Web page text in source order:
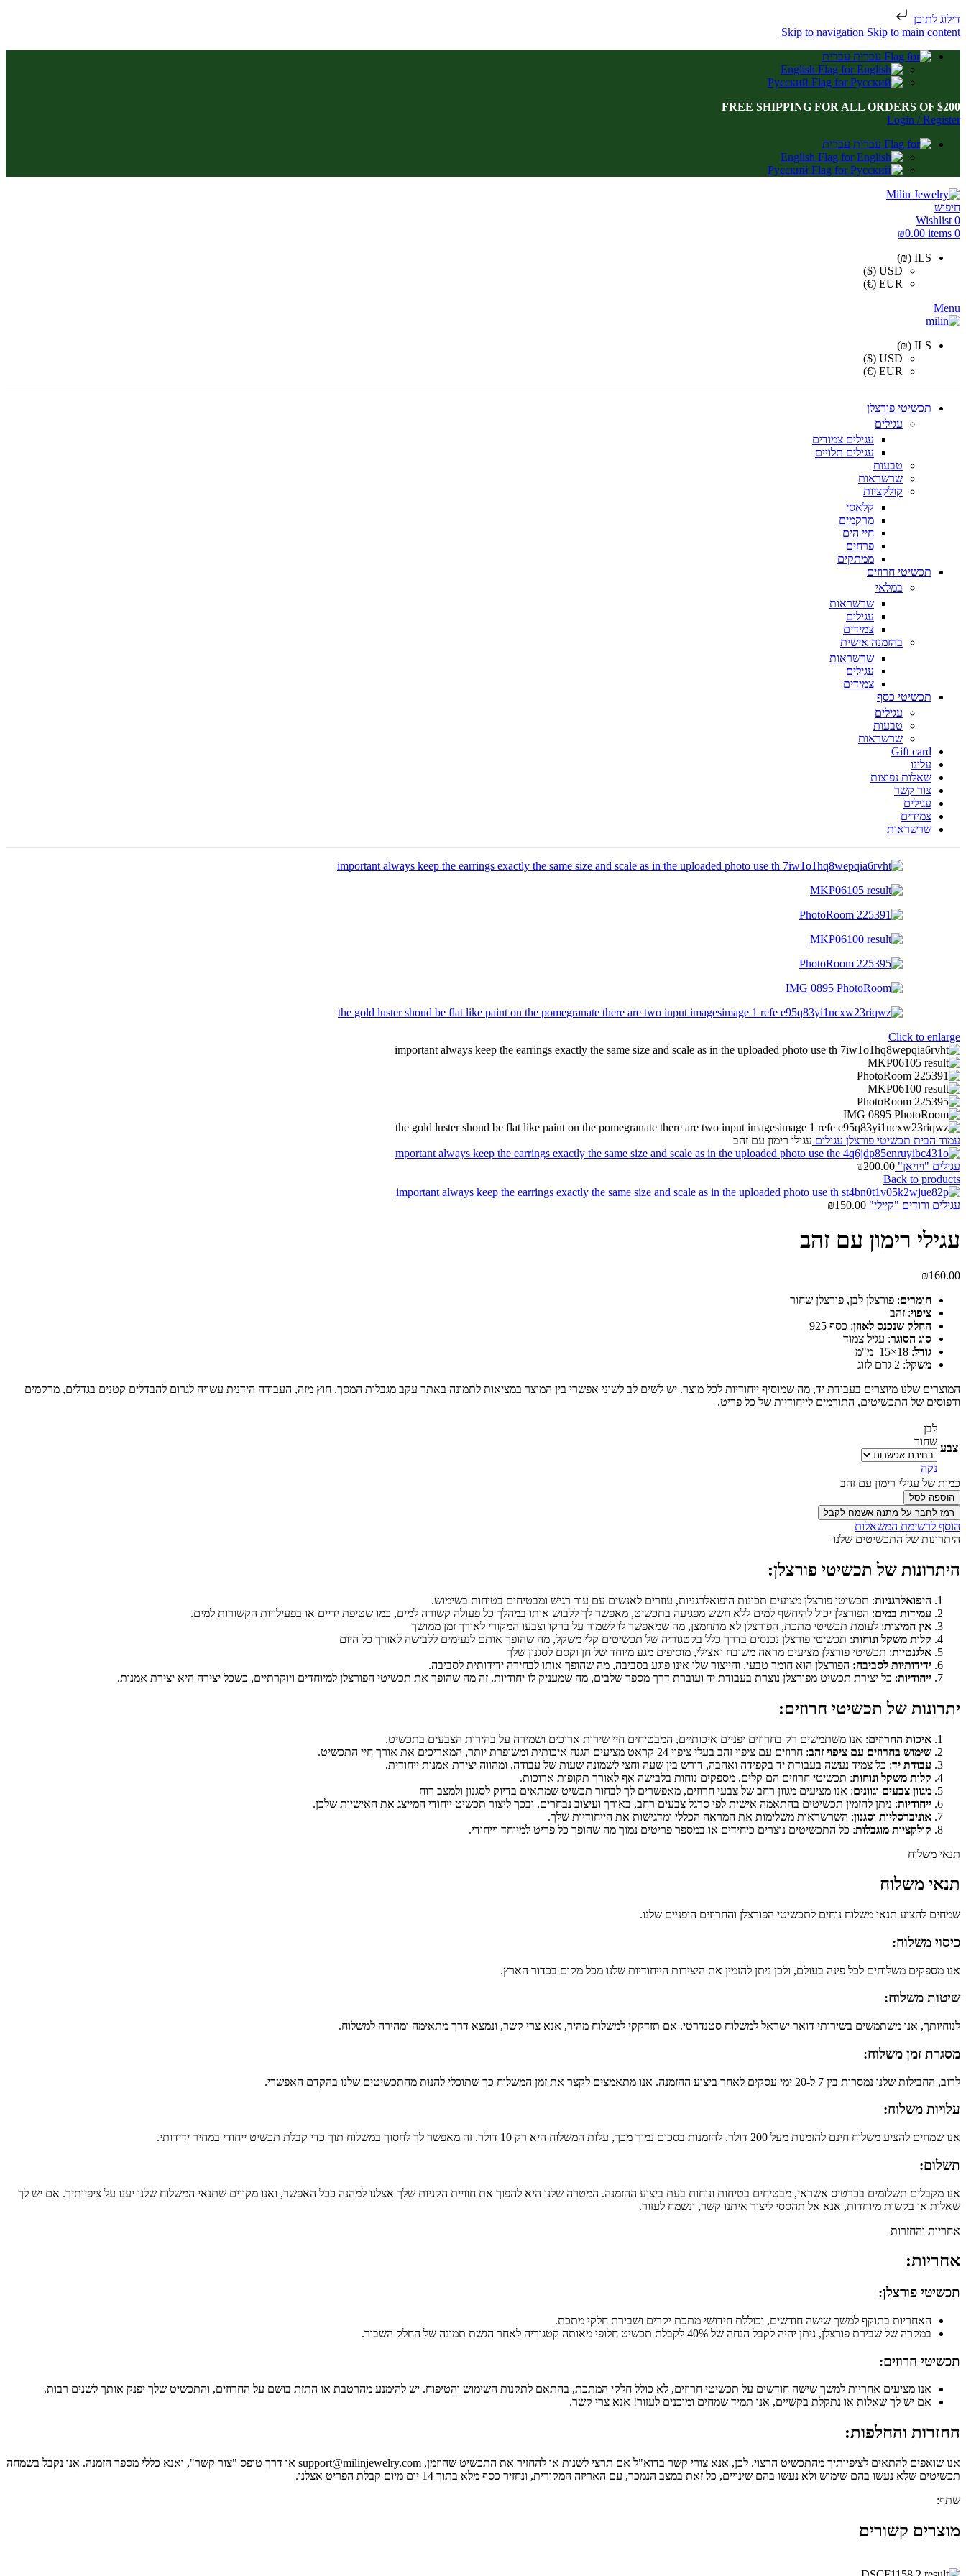
דילוג לתוכן
Skip to navigation Skip to main content
עברית
English
Русский
FREE SHIPPING FOR ALL ORDERS OF $200
Login / Register
עברית
English
Русский
חיפוש
0
Wishlist
0
items
₪0.00
ILS (₪)
USD ($)
EUR (€)
Menu
ILS (₪)
USD ($)
EUR (€)
תכשיטי פורצלן
עגילים
עגילים צמודים
עגילים תלויים
טבעות
שרשראות
קולקציות
קלאסי
מרקמים
חיי הים
פרחים
ממתקים
תכשיטי חרוזים
במלאי
שרשראות
עגילים
צמידים
בהזמנה אישית
שרשראות
עגילים
צמידים
תכשיטי כסף
עגילים
טבעות
שרשראות
Gift card
עלינו
שאלות נפוצות
צור קשר
עגילים
צמידים
שרשראות
Click to enlarge
עמוד הבית תכשיטי פורצלן עגילים עגילי רימון עם זהב
עגילים "ויויאן" ₪200.00
Back to products
עגילים ורודים "קיילי" ₪150.00
עגילי רימון עם זהב
₪160.00
חומרים: פורצלן לבן, פורצלן שחור
ציפוי: זהב
החלק שנכנס לאוזן: כסף 925
סוג הסוגר: עגיל צמוד
גודל: 18×15 מ"מ
משקל: 2 גרם לזוג
המוצרים שלנו מיוצרים בעבודת יד, מה שמוסיף ייחודיות לכל מוצר. יש לשים לב לשוני אפשרי בין המוצר במציאות לתמונה באתר עקב מגבלות המסך. חוץ מזה, העבודה הידנית עשויה לגרום להבדלים קטנים בגדלים, מרקמים
ודפוסים של התכשיטים, התורמים לייחודיות של כל פריט.
צבע
לבן
שחור
נקה
כמות של עגילי רימון עם זהב
הוספה לסל
רמז לחבר על מתנה אשמח לקבל
הוסף לרשימת המשאלות
היתרונות של התכשיטים שלנו
היתרונות של תכשיטי פורצלן:
היפואלרגניות: תכשיטי פורצלן מציעים תכונות היפואלרגניות, עוזרים לאנשים עם עור רגיש ומבטיחים בטיחות בשימוש.
עמידות במים: הפורצלן יכול להיחשף למים ללא חשש מפגיעה בתכשיט, מאפשר לך ללבוש אותו במהלך כל פעולה קשורה למים, כמו שטיפת ידיים או בפעילויות הקשורות למים.
אין חמיצות: לעומת תכשיטי מתכת, הפורצלן לא מתחמצן, מה שמאפשר לו לשמור על ברקו וצבעו המקורי לאורך זמן ממושך
קלות משקל ונוחות: תכשיטי פורצלן נכנסים בדרך כלל בקטגוריה של תכשיטים קלי משקל, מה שהופך אותם לנעימים ללבישה לאורך כל היום
אלגנטיות: תכשיטי פורצלן מציעים מראה משובח ואצילי, מוסיפים מגע מיוחד של חן וקסם לסגנון שלך
ידידותיות לסביבה: הפורצלן הוא חומר טבעי, והייצור שלו אינו פוגע בסביבה, מה שהופך אותו לבחירה ידידותית לסביבה.
ייחודיות: כל יצירת תכשיט מפורצלן נוצרת בעבודת יד ועוברת דרך מספר שלבים, מה שמעניק לו יחודיות. זה מה שהופך את תכשיטי הפורצלן למיוחדים ויוקרתיים, כשכל יצירה היא יצירת אמנות.
יתרונות של תכשיטי חרוזים:
איכות החרוזים: אנו משתמשים רק בחרוזים יפניים איכותיים, המבטיחים חיי שירות ארוכים ושמירה על בהירות הצבעים בתכשיט.
שימוש בחרוזים עם ציפוי זהב: חרוזים עם ציפוי זהב בעלי ציפוי 24 קראט מציעים הגנה איכותית ומשופרת יותר, המאריכים את אורך חיי התכשיט.
עבודת יד: כל צמיד נעשה בעבודת יד בקפידה ואהבה, דורש בין שעה וחצי לשמונה שעות של עבודה, ומהווה יצירת אמנות ייחודית.
קלות משקל ונוחות: תכשיטי חרוזים הם קלים, מספקים נוחות בלבישה אף לאורך תקופות ארוכות.
מגוון צבעים וגוונים: אנו מציעים מגוון רחב של צבעי חרוזים, מאפשרים לך לבחור תכשיט שמתאים בדיוק לסגנון ולמצב רוח
ייחודיות: ניתן להזמין תכשיטים בהתאמה אישית לפי סרגל צבעים רחב, באורך ועיצוב נבחרים. ובכך ליצור תכשיט ייחודי המייצג את האישיות שלכן.
אוניברסליות וסגנון: השרשראות משלימות את המראה הכללי ומדגישות את הייחודיות שלך.
קולקציות מוגבלות: כל התכשיטים נוצרים כיחידים או במספר פריטים נמוך מה שהופך כל פריט למיוחד וייחודי.
תנאי משלוח
תנאי משלוח
שמחים להציע תנאי משלוח נוחים לתכשיטי הפורצלן והחרוזים היפניים שלנו.
כיסוי משלוח:
אנו מספקים משלוחים לכל פינה בעולם, ולכן ניתן להזמין את היצירות הייחודיות שלנו מכל מקום בכדור הארץ.
שיטות משלוח:
לנוחיותך, אנו משתמשים בשירותי דואר ישראל למשלוח סטנדרטי. אם תזדקקי למשלוח מהיר, אנא צרי קשר, ונמצא דרך מתאימה ומהירה למשלוח.
מסגרת זמן משלוח:
לרוב, החבילות שלנו נמסרות בין 7 ל-20 ימי עסקים לאחר ביצוע ההזמנה. אנו מתאמצים לקצר את זמן המשלוח כך שתוכלי להנות מהתכשיטים שלנו בהקדם האפשרי.
עלויות משלוח:
אנו שמחים להציע משלוח חינם להזמנות מעל 200 דולר. להזמנות בסכום נמוך מכך, עלות המשלוח היא רק 10 דולר. זה מאפשר לך לחסוך במשלוח תוך כדי קבלת תכשיט ייחודי במחיר ידידותי.
תשלום:
אנו מקבלים תשלומים בכרטיס אשראי, מבטיחים בטיחות ונוחות בעת ביצוע ההזמנה. המטרה שלנו היא להפוך את חוויית הקניות שלך אצלנו למהנה ככל האפשר, ואנו מקווים שתנאי המשלוח שלנו יענו על ציפיותיך. אם יש לך
שאלות או בקשות מיוחדות, אנא אל תהססי ליצור איתנו קשר, ונשמח לעזור.
אחריות והחזרות
אחריות:
תכשיטי פורצלן:
האחריות בתוקף למשך שישה חודשים, וכוללת חידושי מתכת יקרים ושבירת חלקי מתכת.
במקרה של שבירת פורצלן, ניתן יהיה לקבל הנחה של 40% לקבלת תכשיט חלופי מאותה קטגוריה לאחר הגשת תמונה של החלק השבור.
תכשיטי חרוזים:
אנו מציעים אחריות למשך שישה חודשים על תכשיטי חרוזים, לא כולל חלקי המתכת, בהתאם לתקנות השימוש והטיפוח. יש להימנע מהרטבת או התזת בושם על החרוזים, והתכשיט שלך יפנק אותך לשנים רבות.
אם יש לך שאלות או נתקלת בקשיים, אנו תמיד שמחים ומוכנים לעזור! אנא צרי קשר.
החזרות והחלפות:
אנו שואפים להתאים לציפיותיך מהתכשיט הרצוי. לכן, אנא צורי קשר בדוא"ל אם תרצי לשנות או להחזיר את התכשיט שהוזמן, support@milinjewelry.com או דרך טופס "צור קשר", ואנא כללי מספר הזמנה. אנו נקבל בשמחה
תכשיטים שלא נעשו בהם שימוש ולא נעשו בהם שינויים, כל זאת במצב הנמכר, עם האריזה המקורית, ונחזיר כסף מלא בתוך 14 יום מיום קבלת הפריט אצלנו.
שתף:
מוצרים קשורים